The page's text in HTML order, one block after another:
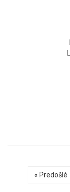
« Predošlé